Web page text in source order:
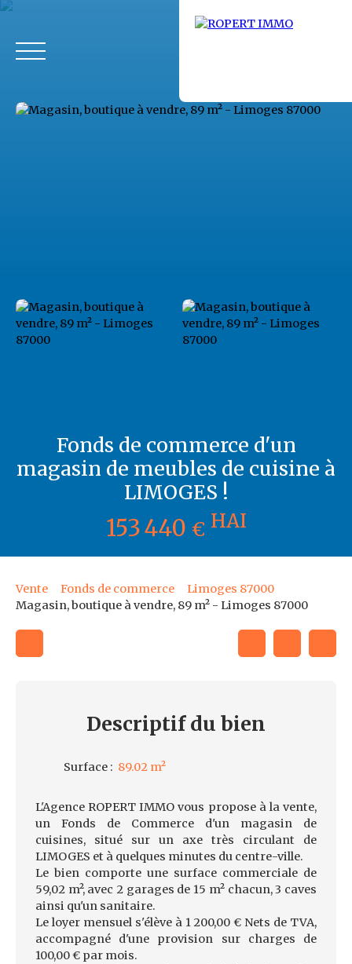
Fonds de commerce d'un
magasin de meubles de cuisine à
LIMOGES !
153 440 € HAI
Vente Fonds de commerce
Limoges 87000
Magasin, boutique à vendre, 89 m² - Limoges 87000
Descriptifdu bien
Surface : 89.02 m²
L'Agence ROPERT IMMO vous propose à la vente,
un Fonds de Commerce d'un magasin de
cuisines, situé sur un axe très circulant de
LIMOGES et à quelques minutes du centre-ville.
Le bien comporte une surface commerciale de
59,02 m², avec 2 garages de 15 m² chacun, 3 caves
ainsi qu'un sanitaire.
Le loyer mensuel s'élève à 1 200,00 € Nets de TVA,
accompagné d'une provision sur charges de
100,00 € par mois.